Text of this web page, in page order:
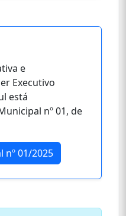
e
Executivo
está
nº 01, de
nº 01/2025